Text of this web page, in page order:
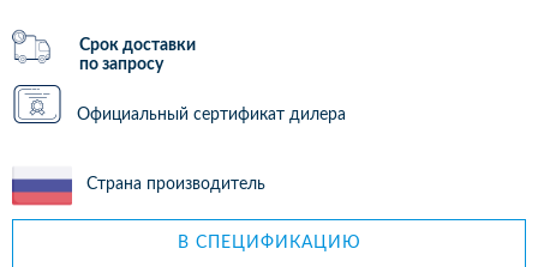
Срок доставки
по запросу
Официальный сертификат дилера
Страна производитель
В СПЕЦИФИКАЦИЮ